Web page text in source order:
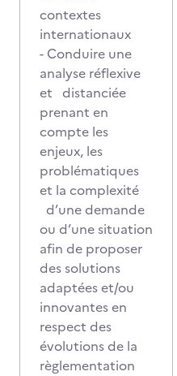
contextes
internationaux
- Conduire une
analyse réflexive
et distanciée
prenant en
compte les
enjeux, les
problématiques
et la complexité
d’une demande
ou d’une situation
afin de proposer
des solutions
adaptées et/ou
innovantes en
respect des
évolutions de la
règlementation